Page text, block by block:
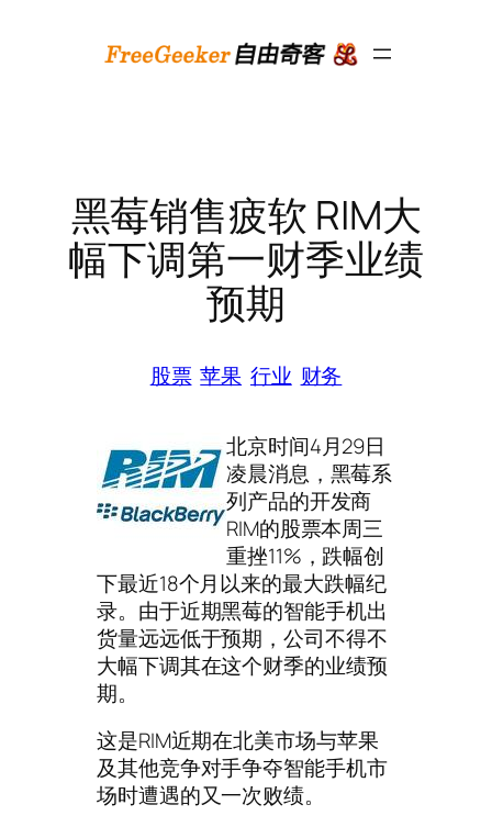
黑莓销售疲软 RIM大
幅下调第一财季业绩
预期
股票 苹果 行业 财务
北京时间4月29日
凌晨消息，黑莓系
列产品的开发商
RIM的股票本周三
重挫11%，跌幅创
下最近18个月以来的最大跌幅纪
录。由于近期黑莓的智能手机出
货量远远低于预期，公司不得不
大幅下调其在这个财季的业绩预
期。
这是RIM近期在北美市场与苹果
及其他竞争对手争夺智能手机市
场时遭遇的又一次败绩。